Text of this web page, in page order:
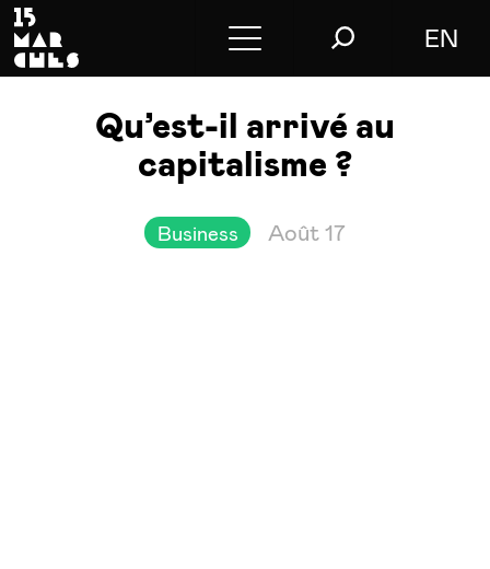
EN
Conférences
L’agence
Qu’est-il arrivé au
capitalisme ?
Business Août 17